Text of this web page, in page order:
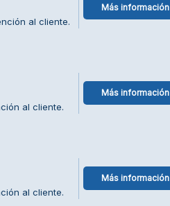
al cliente.
Más información
al cliente.
Más información
al cliente.
Más información